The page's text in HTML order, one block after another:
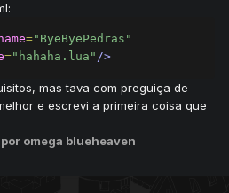
="ByeByePedras"
="hahaha.lua" />
mas tava com preguiça de
e escrevi a primeira coisa que
por omega blueheaven